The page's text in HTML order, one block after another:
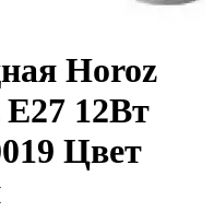
Horoz
12Вт
Цвет